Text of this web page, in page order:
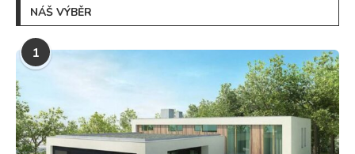
NÁŠ VÝBĚR
1